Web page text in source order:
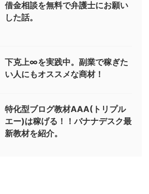
借金相談を無料で弁護士にお願い
した話。
下克上∞を実践中。副業で稼ぎた
い人にもオススメな商材！
特化型ブログ教材AAA(トリプル
エー)は稼げる！！バナナデスク最
新教材を紹介。